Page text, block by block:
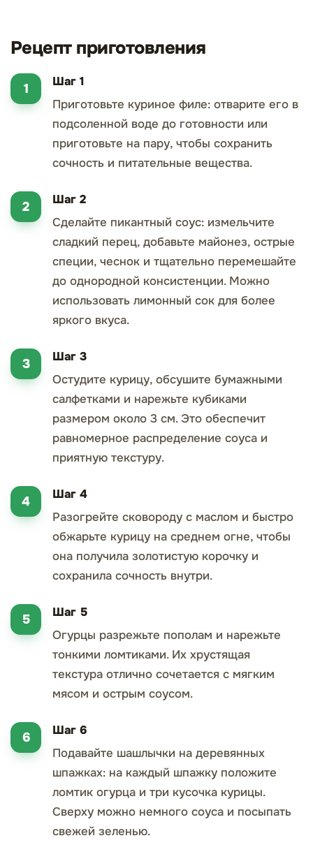
Рецепт приготовления
Шаг 1
Приготовьте куриное филе: отварите его в
подсоленной воде до готовности или
приготовьте на пару, чтобы сохранить
сочность и питательные вещества.
Шаг 2
Сделайте пикантный соус: измельчите
сладкий перец, добавьте майонез, острые
специи, чеснок и тщательно перемешайте
до однородной консистенции. Можно
использовать лимонный сок для более
яркого вкуса.
Шаг 3
Остудите курицу, обсушите бумажными
салфетками и нарежьте кубиками
размером около 3 см. Это обеспечит
равномерное распределение соуса и
приятную текстуру.
Шаг 4
Разогрейте сковороду с маслом и быстро
обжарьте курицу на среднем огне, чтобы
она получила золотистую корочку и
сохранила сочность внутри.
Шаг 5
Огурцы разрежьте пополам и нарежьте
тонкими ломтиками. Их хрустящая
текстура отлично сочетается с мягким
мясом и острым соусом.
Шаг 6
Подавайте шашлычки на деревянных
шпажках: на каждый шпажку положите
ломтик огурца и три кусочка курицы.
Сверху можно немного соуса и посыпать
свежей зеленью.